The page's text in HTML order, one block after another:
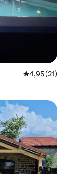
Просечна
4,95 (21)